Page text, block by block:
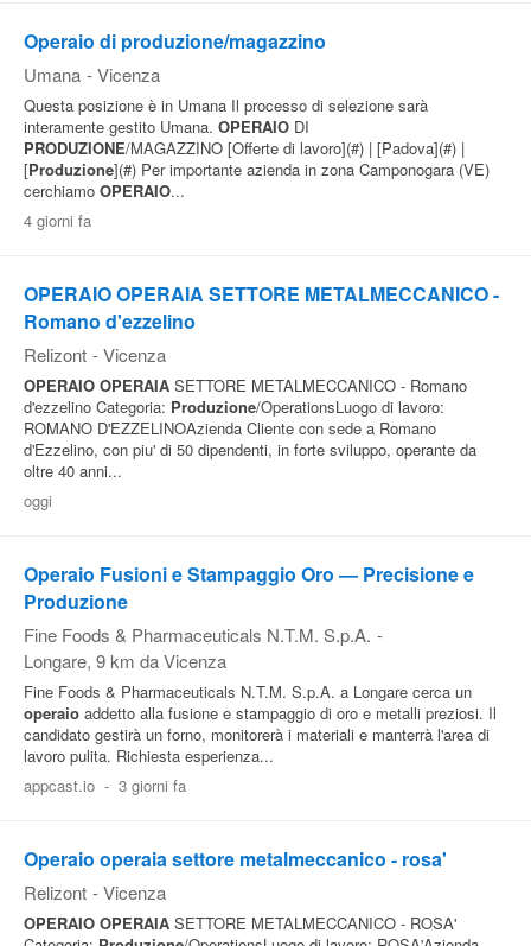
Operaio di produzione/magazzino
Umana - Vicenza
Questa posizione è in Umana Il processo di selezione sarà
interamente gestito Umana. OPERAIO DI
PRODUZIONE/MAGAZZINO [Offerte di lavoro](#) | [Padova](#) |
[Produzione](#) Per importante azienda in zona Camponogara (VE)
cerchiamo OPERAIO...
4 giorni fa
OPERAIO OPERAIA SETTORE METALMECCANICO -
Romano d'ezzelino
Relizont - Vicenza
OPERAIO OPERAIA SETTORE METALMECCANICO - Romano
d'ezzelino Categoria: Produzione/OperationsLuogo di lavoro:
ROMANO D'EZZELINOAzienda Cliente con sede a Romano
d'Ezzelino, con piu' di 50 dipendenti, in forte sviluppo, operante da
oltre 40 anni...
oggi
Operaio Fusioni e Stampaggio Oro — Precisione e
Produzione
Fine Foods & Pharmaceuticals N.T.M. S.p.A. -
Longare, 9 km da Vicenza
Fine Foods & Pharmaceuticals N.T.M. S.p.A. a Longare cerca un
operaio addetto alla fusione e stampaggio di oro e metalli preziosi. Il
candidato gestirà un forno, monitorerà i materiali e manterrà l'area di
lavoro pulita. Richiesta esperienza...
appcast.io - 3 giorni fa
Operaio operaia settore metalmeccanico - rosa'
Relizont - Vicenza
OPERAIO OPERAIA SETTORE METALMECCANICO - ROSA'